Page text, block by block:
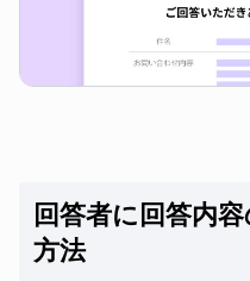
回答者に回答内
方法